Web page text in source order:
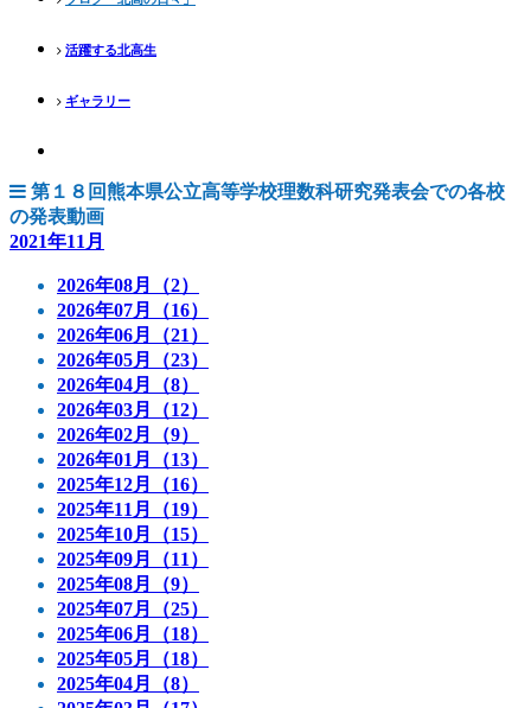
活躍する北高生
ギャラリー
第１８回熊本県公立高等学校理数科研究発表会での各校
の発表動画
2021年11月
2026年08月（2）
2026年07月（16）
2026年06月（21）
2026年05月（23）
2026年04月（8）
2026年03月（12）
2026年02月（9）
2026年01月（13）
2025年12月（16）
2025年11月（19）
2025年10月（15）
2025年09月（11）
2025年08月（9）
2025年07月（25）
2025年06月（18）
2025年05月（18）
2025年04月（8）